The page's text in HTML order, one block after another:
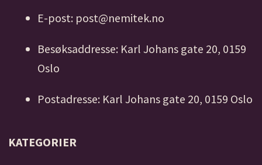
E-post: post@nemitek.no
Besøksaddresse: Karl Johans gate 20, 0159
Oslo
Postadresse: Karl Johans gate 20, 0159 Oslo
KATEGORIER